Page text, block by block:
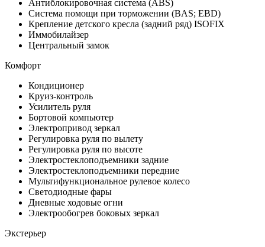
Антиблокировочная система (ABS)
Система помощи при торможении (BAS; EBD)
Крепление детского кресла (задний ряд) ISOFIX
Иммобилайзер
Центральный замок
Комфорт
Кондиционер
Круиз-контроль
Усилитель руля
Бортовой компьютер
Электропривод зеркал
Регулировка руля по вылету
Регулировка руля по высоте
Электростеклоподъемники задние
Электростеклоподъемники передние
Мультифункциональное рулевое колесо
Светодиодные фары
Дневные ходовые огни
Электрообогрев боковых зеркал
Экстерьер